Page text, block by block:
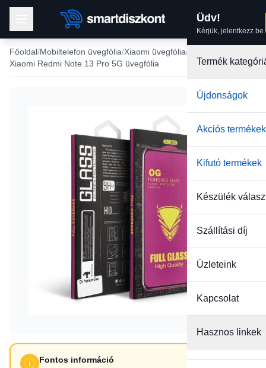
Üdv!
Kérjük, jelentkezz be.
Termék
Újdonságok
Akciós termékek
Kifutó termékek
Készülék
Szállítási díj
Üzleteink
Kapcsolat
Hasznos linkek
Főoldal Mobiltelefon üvegfólia Xiaomi üvegfólia
Xiaomi Redmi Note 13 Pro 5G üvegfólia
Fontos információ